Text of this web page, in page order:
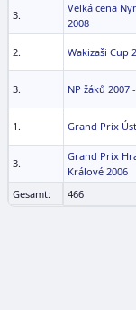
3.
Velká cena
2008
2. Wakizaši Cup
3. NP žáků 2007
1. Grand Prix
3.
Grand Prix
Králové 2006
Gesamt: 466